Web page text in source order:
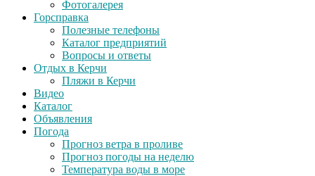
Фотогалерея
Горсправка
Полезные телефоны
Каталог предприятий
Вопросы и ответы
Отдых в Керчи
Пляжи в Керчи
Видео
Каталог
Объявления
Погода
Прогноз ветра в проливе
Прогноз погоды на неделю
Температура воды в море